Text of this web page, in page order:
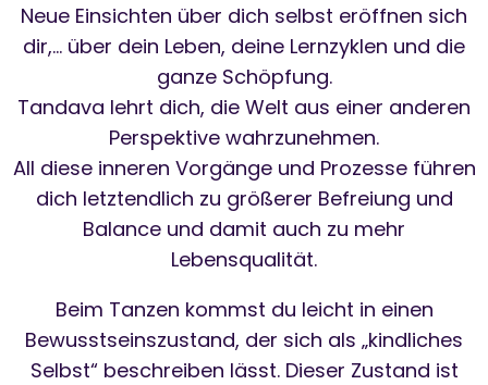
Neue Einsichten über dich selbst eröffnen sich
dir,… über dein Leben, deine Lernzyklen und die
ganze Schöpfung.
Tandava lehrt dich, die Welt aus einer anderen
Perspektive wahrzunehmen.
All diese inneren Vorgänge und Prozesse führen
dich letztendlich zu größerer Befreiung und
Balance und damit auch zu mehr
Lebensqualität.
Beim Tanzen kommst du leicht in einen
Bewusstseinszustand, der sich als „kindliches
Selbst“ beschreiben lässt. Dieser Zustand ist